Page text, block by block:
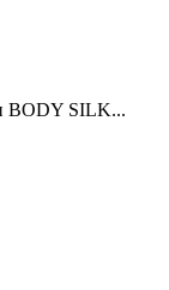
BODY SILK...